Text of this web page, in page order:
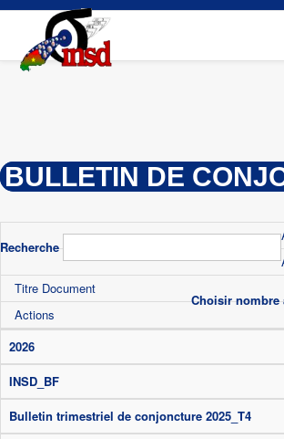
Aller
contenu
principal
BULLETIN DE
Recherche
Choisir nombre
Titre Document
Actions
2026
INSD_BF
Bulletin trimestriel de conjoncture 2025_T4